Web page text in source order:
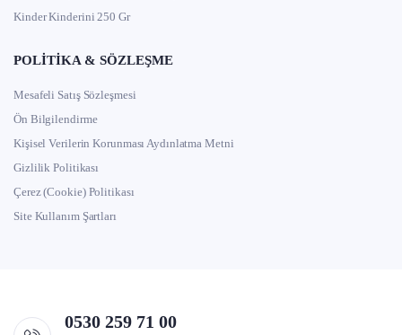
Kinder Kinderini 250 Gr
POLITIKA & SÖZLEŞME
Mesafeli Satış Sözleşmesi
Ön Bilgilendirme
Kişisel Verilerin Korunması Aydınlatma Metni
Gizlilik Politikası
Çerez (Cookie) Politikası
Site Kullanım Şartları
0530 259 71 00